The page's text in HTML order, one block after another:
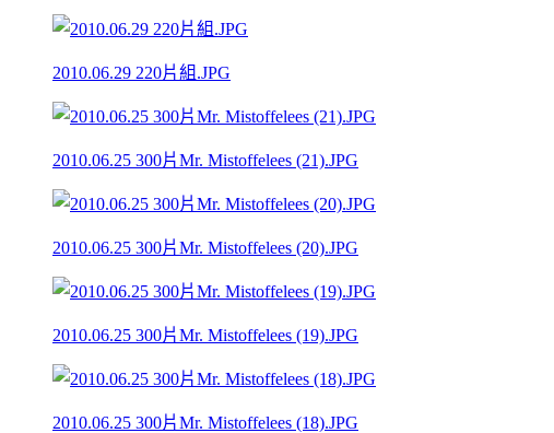
2010.06.29 220片組.JPG
2010.06.25 300片Mr. Mistoffelees (21).JPG
2010.06.25 300片Mr. Mistoffelees (20).JPG
2010.06.25 300片Mr. Mistoffelees (19).JPG
2010.06.25 300片Mr. Mistoffelees (18).JPG